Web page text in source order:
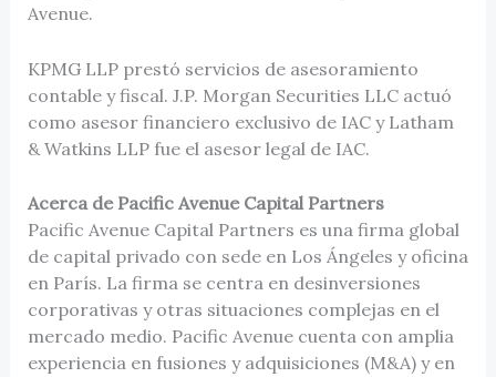
Avenue.
KPMG LLP prestó servicios de asesoramiento
contable y fiscal. J.P. Morgan Securities LLC actuó
como asesor financiero exclusivo de IAC y Latham
& Watkins LLP fue el asesor legal de IAC.
Acerca de Pacific Avenue Capital Partners
Pacific Avenue Capital Partners es una firma global
de capital privado con sede en Los Ángeles y oficina
en París. La firma se centra en desinversiones
corporativas y otras situaciones complejas en el
mercado medio. Pacific Avenue cuenta con amplia
experiencia en fusiones y adquisiciones (M&A) y en